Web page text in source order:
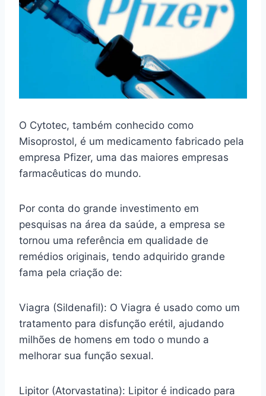
O Cytotec, também conhecido como
Misoprostol, é um medicamento fabricado pela
empresa Pfizer, uma das maiores empresas
farmacêuticas do mundo.
Por conta do grande investimento em
pesquisas na área da saúde, a empresa se
tornou uma referência em qualidade de
remédios originais, tendo adquirido grande
fama pela criação de:
Viagra (Sildenafil): O Viagra é usado como um
tratamento para disfunção erétil, ajudando
milhões de homens em todo o mundo a
melhorar sua função sexual.
Lipitor (Atorvastatina): Lipitor é indicado para